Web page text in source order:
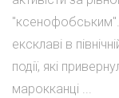
"ксенофобським".
ексклаві в
події, які
марокканці ...